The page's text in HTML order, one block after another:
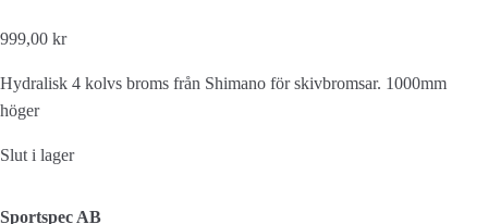
999,00 kr
Hydralisk 4 kolvs broms från Shimano för skivbromsar. 1000mm
höger
Slut i lager
Sportspec AB